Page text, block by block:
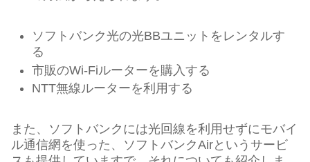
ソフトバンク光の光BBユニットをレンタルす
る
市販のWi-Fiルーターを購入する
NTT無線ルーターを利用する
また、ソフトバンクには光回線を利用せずにモバイ
ル通信網を使った、ソフトバンクAirというサービ